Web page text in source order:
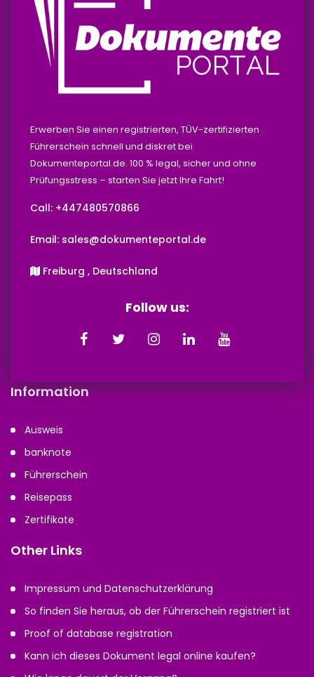
Erwerben Sie einen registrierten, TÜV-zertifizierten
Führerschein schnell und diskret bei
Dokumenteportal.de. 100 % legal, sicher und ohne
Prüfungsstress – starten Sie jetzt Ihre Fahrt!
Call: +447480570866‬‬
Email: sales@dokumenteportal.de
Freiburg , Deutschland
Follow us:
Information
Ausweis
banknote
Führerschein
Reisepass
Zertifikate
Other Links
Impressum und Datenschutzerklärung
So finden Sie heraus, ob der Führerschein registriert ist
Proof of database registration
Kann ich dieses Dokument legal online kaufen?